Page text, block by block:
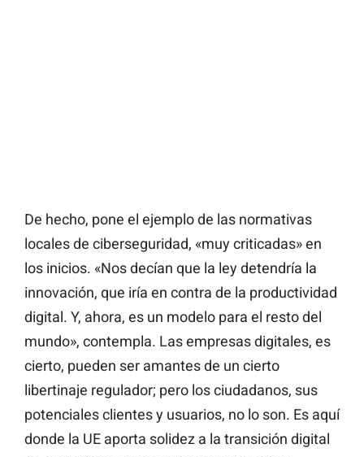
De hecho, pone el ejemplo de las normativas
locales de ciberseguridad, «muy criticadas» en
los inicios. «Nos decían que la ley detendría la
innovación, que iría en contra de la productividad
digital. Y, ahora, es un modelo para el resto del
mundo», contempla. Las empresas digitales, es
cierto, pueden ser amantes de un cierto
libertinaje regulador; pero los ciudadanos, sus
potenciales clientes y usuarios, no lo son. Es aquí
donde la UE aporta solidez a la transición digital